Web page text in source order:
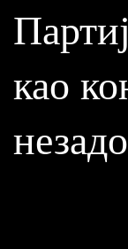
као